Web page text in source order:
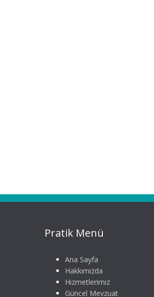
Pratik Menü
Ana Sayfa
Hakkımızda
Hizmetlerimiz
Güncel Mevzuat